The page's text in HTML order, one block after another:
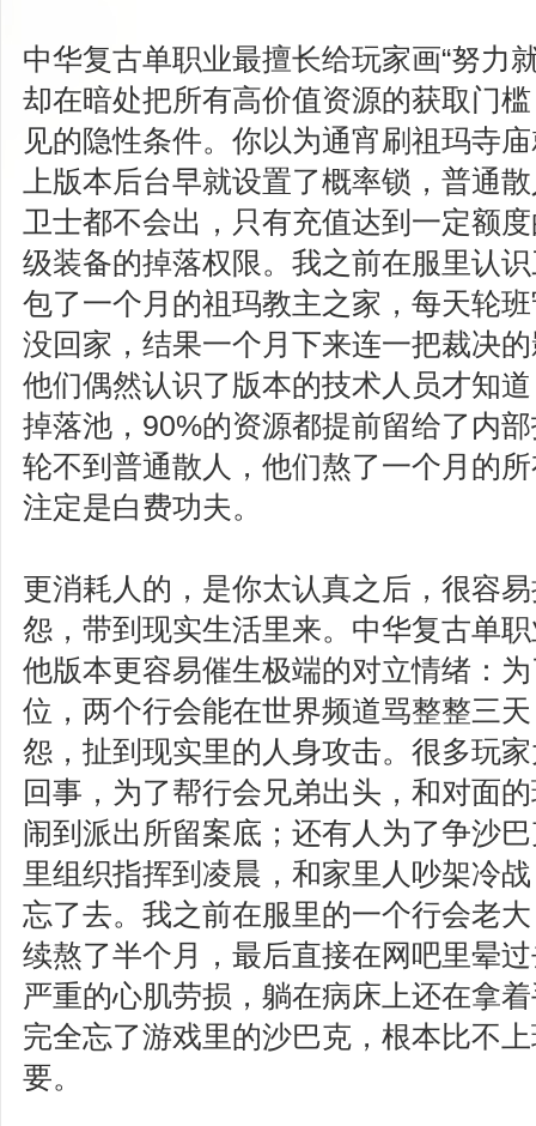
中华复古单职业最擅长给玩家画“努力
却在暗处把所有高价值资源的获取门
见的隐性条件。你以为通宵刷祖玛寺
上版本后台早就设置了概率锁，普通
卫士都不会出，只有充值达到一定额
级装备的掉落权限。我之前在服里认
包了一个月的祖玛教主之家，每天轮
没回家，结果一个月下来连一把裁决
他们偶然认识了版本的技术人员才知
掉落池，90%的资源都提前留给了内
轮不到普通散人，他们熬了一个月的
注定是白费功夫。
更消耗人的，是你太认真之后，很容
怨，带到现实生活里来。中华复古单
他版本更容易催生极端的对立情绪：
位，两个行会能在世界频道骂整整三
怨，扯到现实里的人身攻击。很多玩
回事，为了帮行会兄弟出头，和对面
闹到派出所留案底；还有人为了争沙
里组织指挥到凌晨，和家里人吵架冷
忘了去。我之前在服里的一个行会老
续熬了半个月，最后直接在网吧里晕
严重的心肌劳损，躺在病床上还在拿
完全忘了游戏里的沙巴克，根本比不
要。